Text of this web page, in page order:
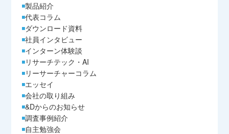
製品紹介
代表コラム
ダウンロード資料
社員インタビュー
インターン体験談
リサーチテック・AI
リーサーチャーコラム
エッセイ
会社の取り組み
&Dからのお知らせ
調査事例紹介
自主勉強会